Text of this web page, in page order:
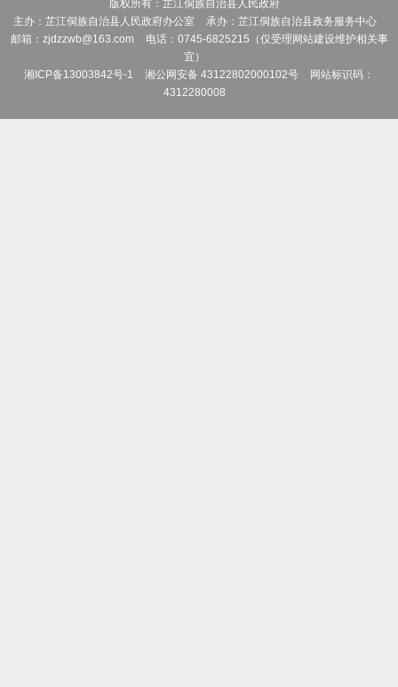
版权所有：芷江侗族自治县人民政府
主办：芷江侗族自治县人民政府办公室
承办：芷江侗族自治县政务服务中心
邮箱：zjdzzwb@163.com
电话：0745-6825215（仅受理网站建设维护相关事
宜）
湘ICP备13003842号-1
湘公网安备 43122802000102号
网站标识码：
4312280008